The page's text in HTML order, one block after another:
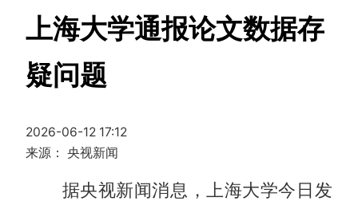
上海大学通报论文数据存
疑问题
2026-06-12 17:12
来源： 央视新闻
据央视新闻消息，上海大学今日发